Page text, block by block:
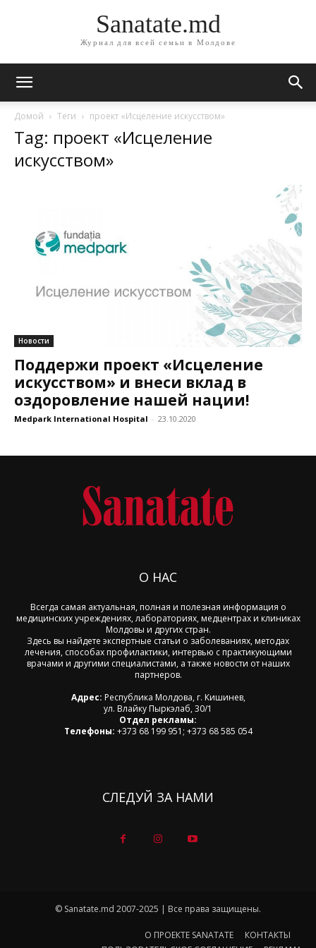
Sanatate.md
Журнал для всей семьи в Молдове
Домой Теги проект «Исцеление искусством»
Tag: проект «Исцеление
искусством»
Новости
Поддержи проект «Исцеление
искусством» и внеси вклад в
оздоровление нашей нации!
Medpark International Hospital - 23.10.2020
О НАС
Всегда самая актуальная, полная и полезная информация о
медицинских учреждениях, лабораториях, медцентрах и клиниках
Молдовы и других стран.
Здесь вы найдете экспертные статьи о заболеваниях, методах
лечения, способах профилактики, интервью с практикующими
врачами и другими специалистами, а также новости от наших
партнеров.
Адрес: Республика Молдова, г. Кишинев,
ул. Влайку Пыркэлаб, 30/1
Отдел рекламы:
Телефоны: +373 68 199 951; +373 68 585 054
СЛЕДУЙ ЗА НАМИ
© Sanatate.md 2007-2025 | Все права защищены.
О ПРОЕКТЕ SANATATE
КОНТАКТЫ